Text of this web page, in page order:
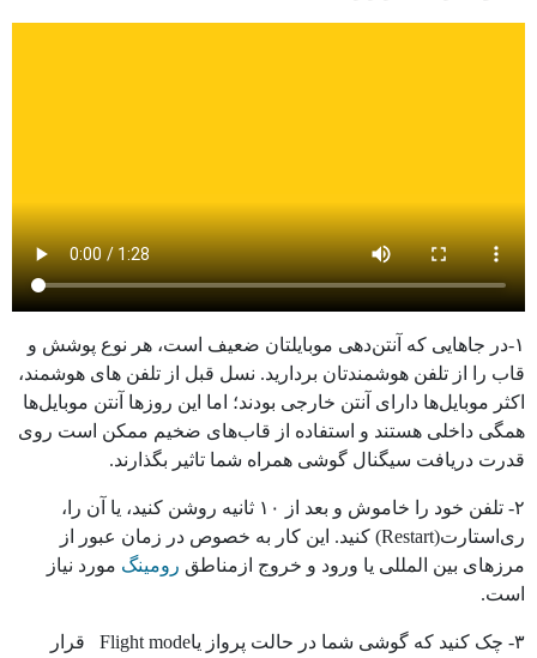
۱-در جاهایی که آنتن‌دهی موبایلتان ضعیف است، هر نوع پوشش و
قاب را از تلفن هوشمندتان بردارید. نسل قبل از تلفن های هوشمند،
اکثر موبایل‌ها دارای آنتن خارجی بودند؛ اما این روزها آنتن موبایل‌ها
همگی داخلی هستند و استفاده از قاب‌های ضخیم ممکن است روی
قدرت دریافت سیگنال گوشی همراه شما تاثیر بگذارند.
۲- تلفن خود را خاموش و بعد از ۱۰ ثانیه روشن کنید، یا آن را،
ری‌استارت(Restart) کنید. این کار به خصوص در زمان عبور از
مرزهای بین المللی یا ورود و خروج ازمناطق رومینگ مورد نیاز
است.
۳- چک کنید که گوشی شما در حالت پرواز یاFlight mode قرار